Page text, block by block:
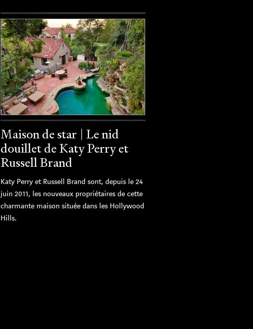
Maison de star | Le nid
douillet de Katy Perry et
Russell Brand
Katy Perry et Russell Brand sont, depuis le 24
juin 2011, les nouveaux propriétaires de cette
charmante maison située dans les Hollywood
Hills.